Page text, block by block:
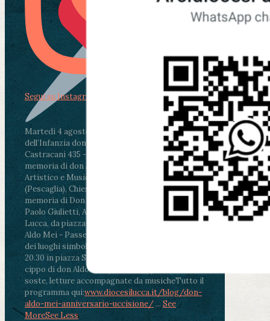
Martedì 4 agosto2026
ore 11:30 - Lucca, Scuola
dell’Infanzia don Aldo Mei - Viale Castruccio
Castracani 435 - Inaugurazione murales in
memoria di don Aldo Mei curato dal Liceo
Artistico e Musicale “Passaglia”
ore 18 - Fiano
(Pescaglia), Chiesa parrocchiale - Messa in
memoria di Don Aldo Mei celebrata da mons.
Paolo Giulietti, Arcivescovo di Lucca
ore 20.30 -
Lucca, da piazza San Michele al Cippo di don
Aldo Mei - Passeggiata della Memoria in alcuni
dei luoghi simbolo della città. Ritrovo alle ore
20.30 in piazza San Michele con conclusione al
cippo di don Aldo Mei (Porta Elisa). Durante le
soste, letture accompagnate da musicheTutto il
programma qui:www.diocesilucca.it/blog/don-
aldo-mei-anniversario-uccisione/ ... See
MoreSee Less
Segui su Instagram